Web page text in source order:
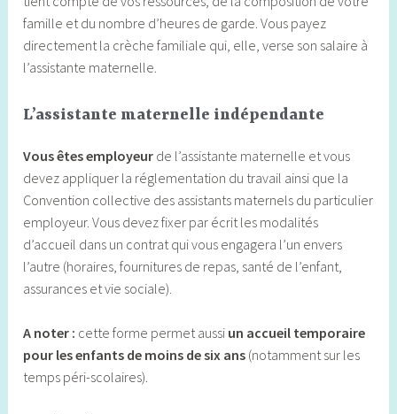
famille et du nombre d’heures de garde. Vous payez
directement la crèche familiale qui, elle, verse son salaire à
l’assistante maternelle.
L’assistante maternelle indépendante
Vous êtes employeur de l’assistante maternelle et vous
devez appliquer la réglementation du travail ainsi que la
Convention collective des assistants maternels du particulier
employeur. Vous devez fixer par écrit les modalités
d’accueil dans un contrat qui vous engagera l’un envers
l’autre (horaires, fournitures de repas, santé de l’enfant,
assurances et vie sociale).
A noter : cette forme permet aussi un accueil temporaire
pour les enfants de moins de six ans (notamment sur les
temps péri-scolaires).